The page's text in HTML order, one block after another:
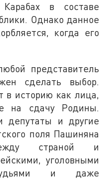
в составе
Однако данное
когда его
представитель
сделать выбор.
в историю как лица,
на сдачу Родины.
и другие
поля Пашиняна
страной и
уголовными
судьями и даже